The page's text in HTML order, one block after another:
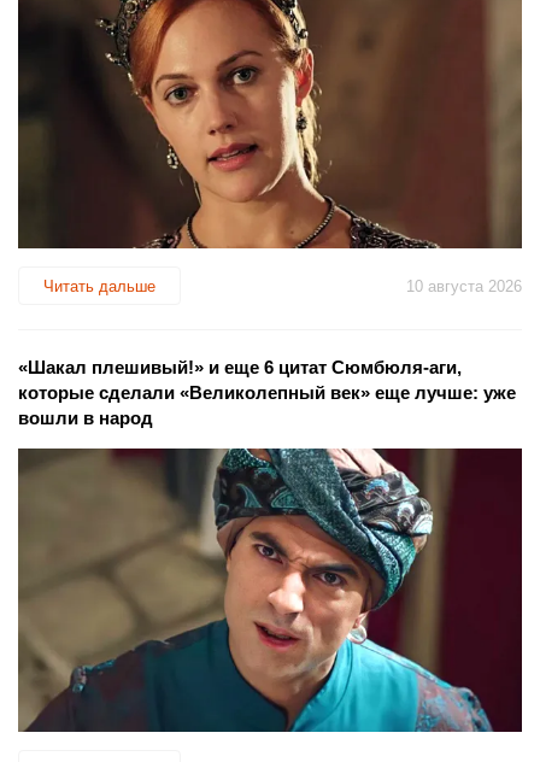
Читать дальше 10 августа 2026
«Шакал плешивый!» и еще 6 цитат Сюмбюля-аги,
которые сделали «Великолепный век» еще лучше: уже
вошли в народ